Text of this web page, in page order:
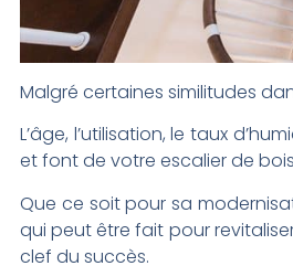
Malgré certaines similitudes
L’âge, l’utilisation, le taux
et font de votre escalier de
Que ce soit pour sa
qui peut être fait pour
clef du succès.